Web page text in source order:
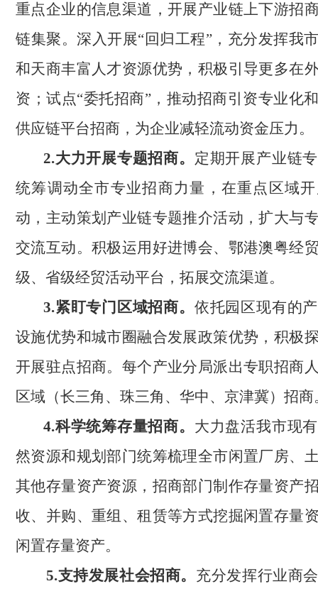
重点企业的信息渠道，开展产业链上下游招
链集聚。深入开展“回归工程”，充分发挥我
和天商丰富人才资源优势，积极引导更多在
资；试点“委托招商”，推动招商引资专业化
供应链平台招商，为企业减轻流动资金压力。
2.大力开展专题招商。 定期开展产业链
统筹调动全市专业招商力量，在重点区域
动，主动策划产业链专题推介活动，扩大与
交流互动。积极运用好进博会、鄂港澳粤经
级、省级经贸活动平台，拓展交流渠道。
3.紧盯专门区域招商。 依托园区现有的
设施优势和城市圈融合发展政策优势，积极
开展驻点招商。每个产业分局派出专职招商
区域（长三角、珠三角、华中、京津冀）招商
4.科学统筹存量招商。 大力盘活我市现
然资源和规划部门统筹梳理全市闲置厂房、
其他存量资产资源，招商部门制作存量资产
收、并购、重组、租赁等方式挖掘闲置存量
闲置存量资产。
5.支持发展社会招商。 充分发挥行业商